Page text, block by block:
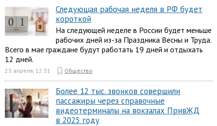
Следующая рабочая неделя в РФ будет
короткой
На следующей неделе в России будет меньше
рабочих дней из-за Праздника Весны и Труда.
Всего в мае граждане будут работать 19 дней и отдыхать
12 дней.
23 апреля, 12:31 Общество
Более 12 тыс. звонков совершили
пассажиры через справочные
видеотерминалы на вокзалах ПривЖД
в 2025 году